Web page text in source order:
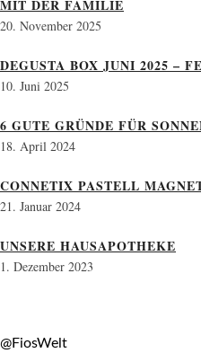
MIT DER FAMILIE
20. November 2025
DEGUSTA BOX JUNI 2025 –
10. Juni 2025
6 GUTE GRÜNDE FÜR
18. April 2024
CONNETIX PASTELL
21. Januar 2024
UNSERE HAUSAPOTHEKE
1. Dezember 2023
@FiosWelt